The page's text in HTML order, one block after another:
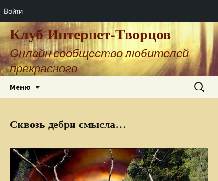
Войти
Клуб Интернет-Творцов
Онлайн сообщество любителей
прекрасного
Меню Найти:
Сквозь дебри смысла…